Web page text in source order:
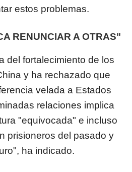
estos problemas.
RENUNCIAR A OTRAS"
del fortalecimiento de los
y ha rechazado que
velada a Estados
relaciones implica
"equivocada" e incluso
prisioneros del pasado y
ha indicado.